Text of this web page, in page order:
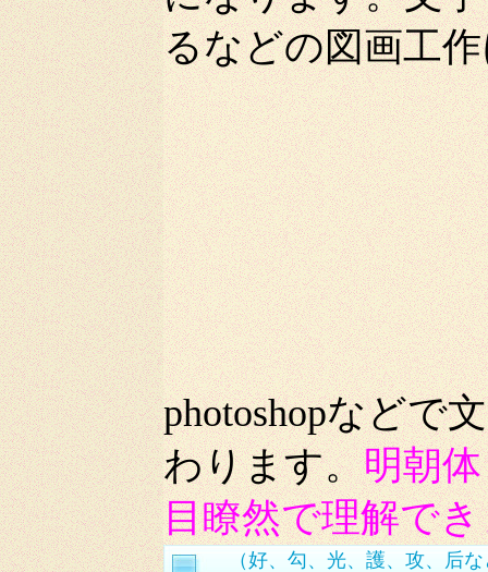
るなどの図画工
photoshopなどで
わります。明朝
目瞭然で理解で
（好、勾、光、護、攻、后